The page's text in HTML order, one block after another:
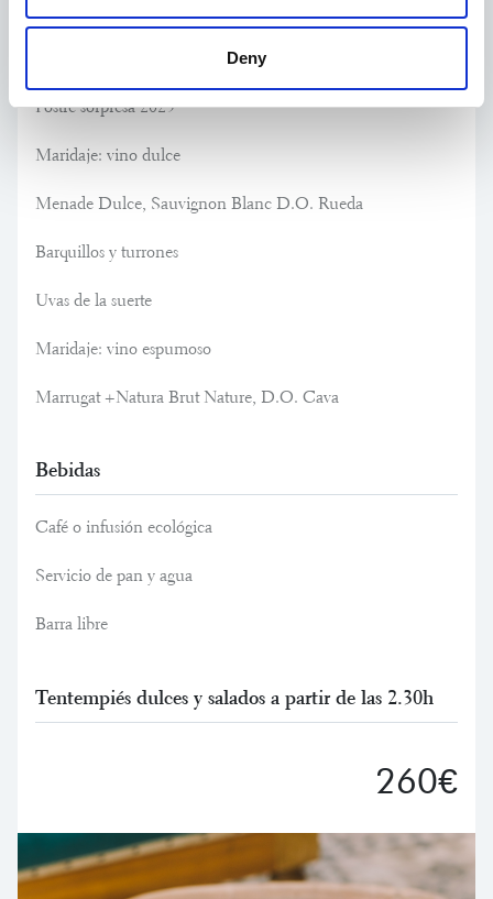
Deny
Postre sorpresa 2025
Maridaje: vino dulce
Menade Dulce, Sauvignon Blanc D.O. Rueda
Barquillos y turrones
Uvas de la suerte
Maridaje: vino espumoso
Marrugat +Natura Brut Nature, D.O. Cava
Bebidas
Café o infusión ecológica
Servicio de pan y agua
Barra libre
Tentempiés dulces y salados a partir de las 2.30h
260€